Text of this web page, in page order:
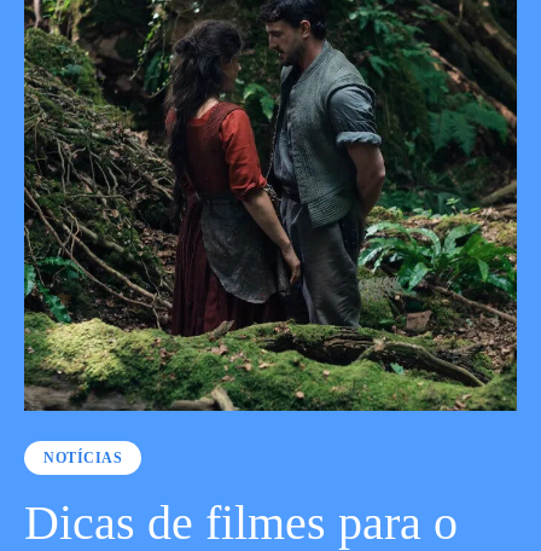
NOTÍCIAS
Dicas de filmes para o